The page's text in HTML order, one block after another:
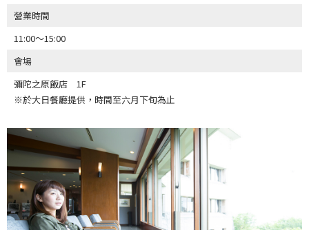
營業時間
11:00～15:00
會場
彌陀之原飯店 1F
※於大日餐廳提供，時間至六月下旬為止